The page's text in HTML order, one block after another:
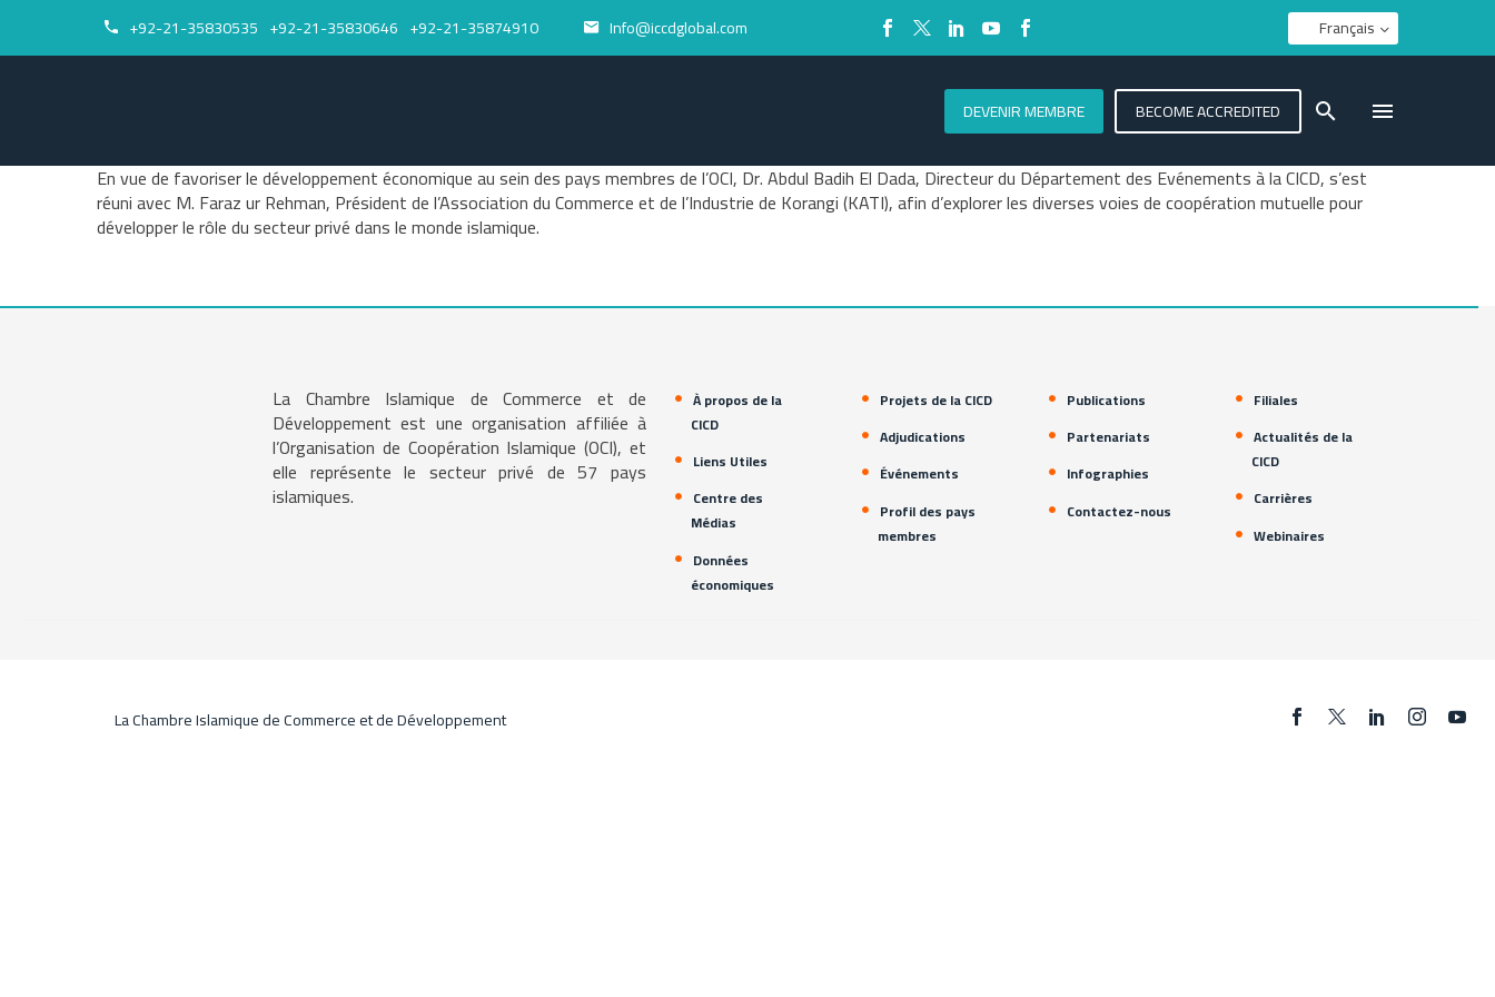

 +92-21-35830535 +92-21-35830646 +92-21-35874910 
 Info@iccdglobal.com Français
DEVENIR MEMBRE BECOME ACCREDITED
En vue de favoriser le développement économique au sein des pays membres de l’OCI, Dr. Abdul Badih El Dada, Directeur du Département des Evénements à la CICD, s’est
réuni avec M. Faraz ur Rehman, Président de l’Association du Commerce et de l’Industrie de Korangi (KATI), afin d’explorer les diverses voies de coopération mutuelle pour
développer le rôle du secteur privé dans le monde islamique.
La Chambre Islamique de Commerce et de
Développement est une organisation affiliée à
l’Organisation de Coopération Islamique (OCI), et
elle représente le secteur privé de 57 pays
islamiques.
À propos de la
CICD
Liens Utiles
Centre des
Médias
Données
économiques
Projets de la CICD
Adjudications
Événements
Profil des pays
membres
Publications
Partenariats
Infographies
Contactez-nous
Filiales
Actualités de la
CICD
Carrières
Webinaires
La Chambre Islamique de Commerce et de Développement